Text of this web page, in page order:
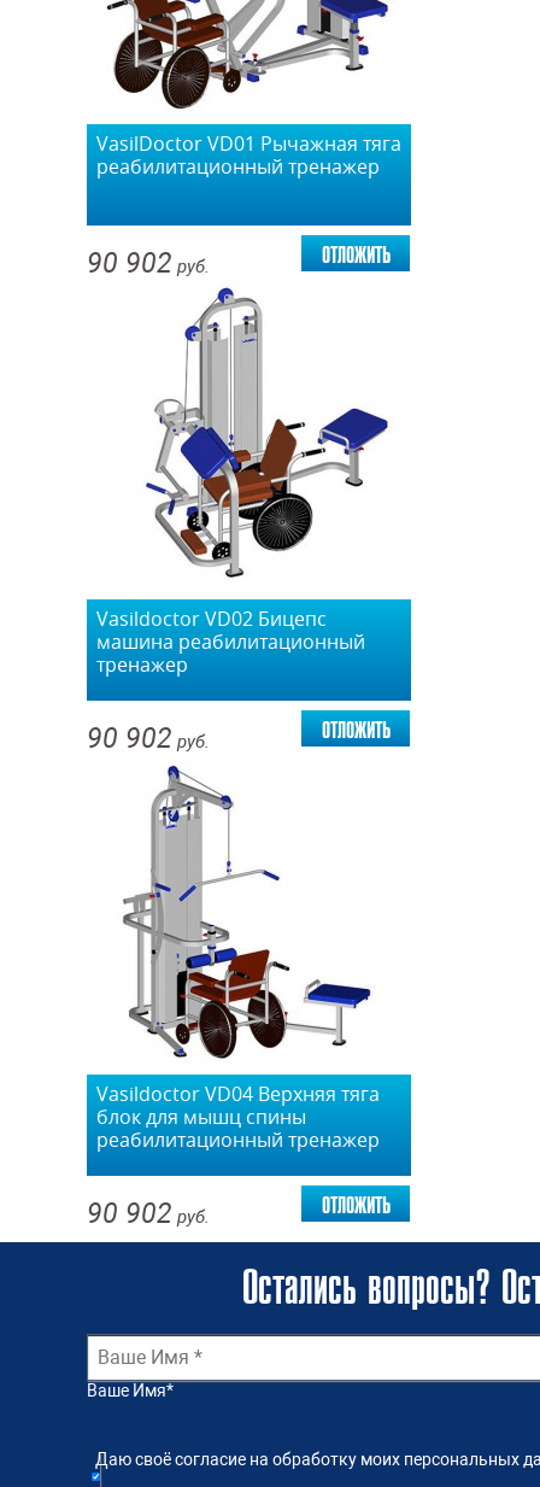
VasilDoctor VD01 Рычажная тяга
реабилитационный тренажер
90 902 руб. отложить
Vasildoctor VD02 Бицепс
машина реабилитационный
тренажер
90 902 руб. отложить
Vasildoctor VD04 Верхняя тяга
блок для мышц спины
реабилитационный тренажер
90 902 руб. отложить
Остались вопросы?
Ваше Имя*
Даю своё согласие на обработку моих персональных